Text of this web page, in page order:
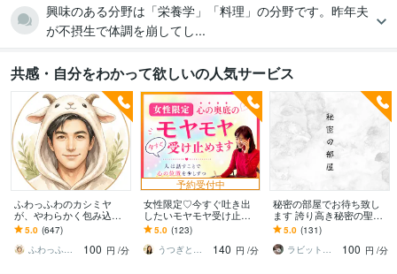
興味のある分野は「栄養学」「料理」の分野です。昨年夫
が不摂生で体調を崩してし...
共感・自分をわかって欲しいの人気サービス
ふわっふわのカシミヤ
が、やわらかく包み込み
ます ☘️もふもふに包まれ
て、心、ほどける☘️
5.0 (647)
ふわっふわのカシミヤ
100 円 /分
予約受付中
女性限定♡今すぐ吐き出
したいモヤモヤ受け止め
ます 否定せず優しく寄り
添います♪たまった想いを
吐き出して心に余白
5.0 (123)
うつぎともこ（けんちゃんママ♪）
140 円 /分
秘密の部屋でお待ち致し
ます 誇り高き秘密の聖地
へようこそ！
5.0 (131)
ラビット赤石
100 円 /分